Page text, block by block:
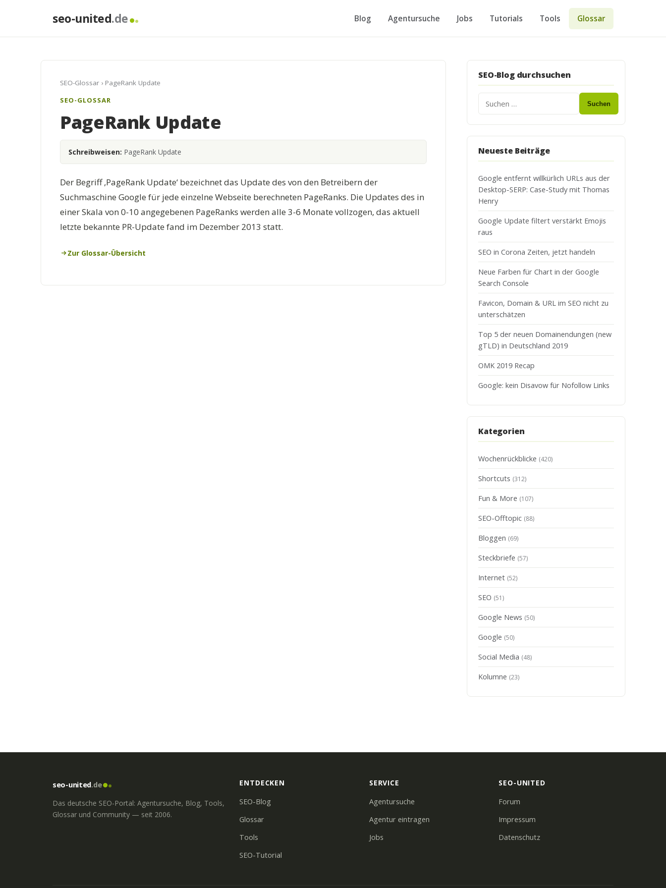
seo-united.de Blog Agentursuche Jobs Tutorials Tools Glossar
SEO-Glossar › PageRank Update
SEO-GLOSSAR
PageRank Update
Schreibweisen: PageRank Update
Der Begriff ‚PageRank Update‘ bezeichnet das Update des von den Betreibern der
Suchmaschine Google für jede einzelne Webseite berechneten PageRanks. Die Updates des in
einer Skala von 0-10 angegebenen PageRanks werden alle 3-6 Monate vollzogen, das aktuell
letzte bekannte PR-Update fand im Dezember 2013 statt.
Zur Glossar-Übersicht
SEO-Blog durchsuchen
Suchen
Neueste Beiträge
Google entfernt willkürlich URLs aus der
Desktop-SERP: Case-Study mit Thomas
Henry
Google Update filtert verstärkt Emojis
raus
SEO in Corona Zeiten, jetzt handeln
Neue Farben für Chart in der Google
Search Console
Favicon, Domain & URL im SEO nicht zu
unterschätzen
Top 5 der neuen Domainendungen (new
gTLD) in Deutschland 2019
OMK 2019 Recap
Google: kein Disavow für Nofollow Links
Kategorien
Wochenrückblicke (420)
Shortcuts (312)
Fun & More (107)
SEO-Offtopic (88)
Bloggen (69)
Steckbriefe (57)
Internet (52)
SEO (51)
Google News (50)
Google (50)
Social Media (48)
Kolumne (23)
seo-united.de
Das deutsche SEO-Portal: Agentursuche, Blog, Tools,
Glossar und Community — seit 2006.
ENTDECKEN
SEO-Blog
Glossar
Tools
SEO-Tutorial
SERVICE
Agentursuche
Agentur eintragen
Jobs
SEO-UNITED
Forum
Impressum
Datenschutz